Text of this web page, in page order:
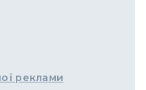
реклами